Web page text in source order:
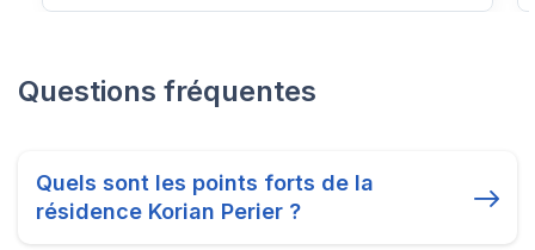
Questions fréquentes
Quels sont les points forts de la
résidence Korian Perier ?